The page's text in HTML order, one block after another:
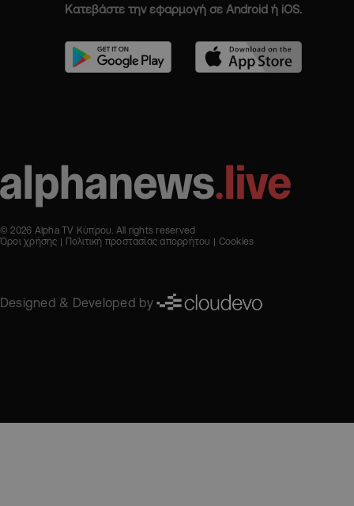
Κατεβάστε την εφαρμογή σε Android ή iOS.
© 2026 Alpha TV Κύπρου. All rights reserved
Όροι χρήσης
Πολιτική προστασίας απορρήτου Cookies
Designed & Developed by